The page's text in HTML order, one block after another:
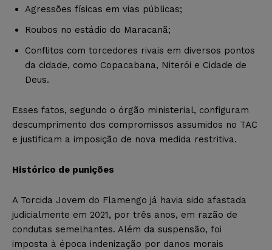
Agressões físicas em vias públicas;
Roubos no estádio do Maracanã;
Conflitos com torcedores rivais em diversos pontos
da cidade, como Copacabana, Niterói e Cidade de
Deus.
Esses fatos, segundo o órgão ministerial, configuram
descumprimento dos compromissos assumidos no TAC
e justificam a imposição de nova medida restritiva.
Histórico de punições
A Torcida Jovem do Flamengo já havia sido afastada
judicialmente em 2021, por três anos, em razão de
condutas semelhantes. Além da suspensão, foi
imposta à época indenização por danos morais